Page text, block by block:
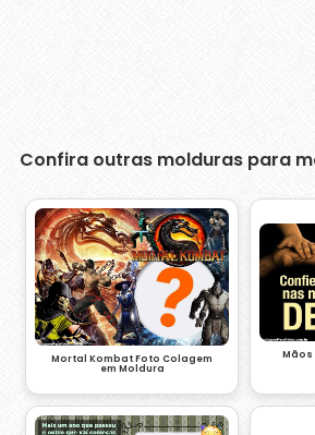
Confira outras molduras para
Mortal Kombat Foto Colagem
em Moldura
Mãos